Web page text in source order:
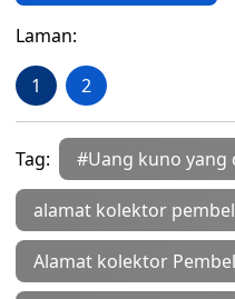
Laman:
1 2
Tag: #Uang kuno
alamat kolektor
Alamat kolektor